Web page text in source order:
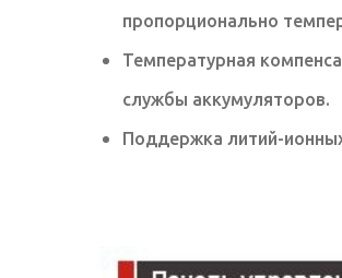
пропорционально
Температурная
службы аккумуляторов.
Поддержка литий-